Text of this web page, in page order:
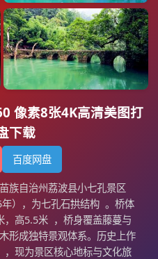
像素8张4K高清美图打
下载
百度网盘
族自治州荔波县小七孔景区
），为七孔石拱结构 。桥体
，高5.5米 ，桥身覆盖藤蔓与
形成独特景观体系。历史上作
现为景区核心地标与文化旅